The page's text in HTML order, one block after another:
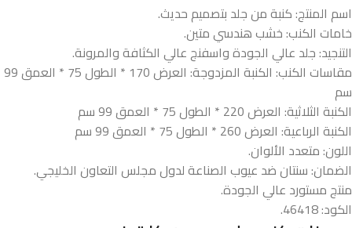
اسم المنتج: كنبة من جلد بتصميم حديث.
خامات الكنب: خشب هندسي متين.
التنجيد: جلد عالي الجودة واسفنج عالي الكثافة والمرونة.
مقاسات الكنب: الكنبة المزدوجة: العرض 170 * الطول 75 * العمق 99
سم
الكنبة الثلاثية: العرض 220 * الطول 75 * العمق 99 سم
الكنبة الرباعية: العرض 260 * الطول 75 * العمق 99 سم
اللون: متعدد الألوان.
الضمان: سنتان ضد عيوب الصناعة لدول مجلس التعاون الخليجي.
منتج مستورد عالي الجودة.
الكود: 46418.